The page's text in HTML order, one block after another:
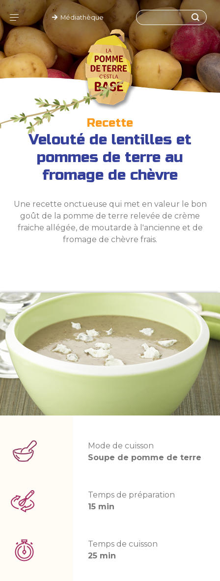
Médiathèque
Recette
Velouté de lentilles et
pommes de terre au
fromage de chèvre
Une recette onctueuse qui met en valeur le bon
goût de la pomme de terre relevée de crème
fraiche allégée, de moutarde à l'ancienne et de
fromage de chèvre frais.
Mode de cuisson
Soupe de pomme de terre
Temps de préparation
15 min
Temps de cuisson
25 min